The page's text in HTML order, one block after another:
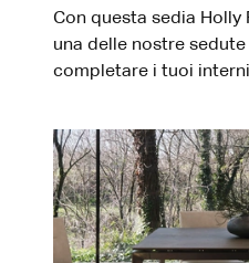
Con questa sedia Holly
una delle nostre
completare i tuoi